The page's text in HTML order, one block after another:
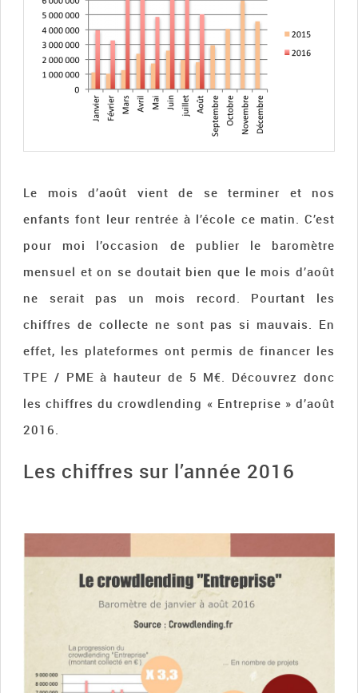
Le mois d’août vient de se terminer et nos
enfants font leur rentrée à l’école ce matin. C’est
pour moi l’occasion de publier le baromètre
mensuel et on se doutait bien que le mois d’août
ne serait pas un mois record. Pourtant les
chiffres de collecte ne sont pas si mauvais. En
effet, les plateformes ont permis de financer les
TPE / PME à hauteur de 5 M€. Découvrez donc
les chiffres du crowdlending « Entreprise » d’août
2016.
Les chiffres sur l’année 2016